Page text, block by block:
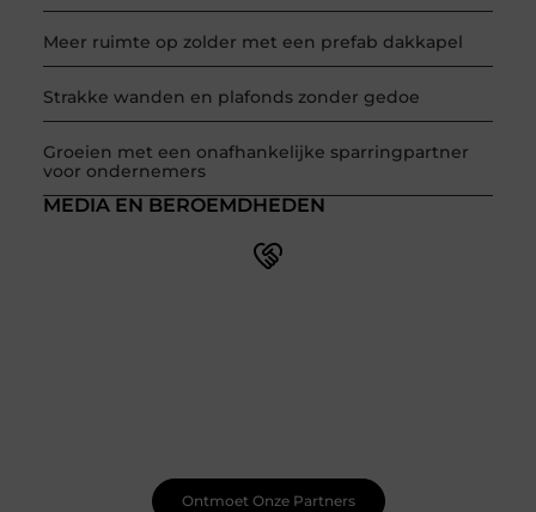
Meer ruimte op zolder met een prefab dakkapel
Strakke wanden en plafonds zonder gedoe
Groeien met een onafhankelijke sparringpartner
voor ondernemers
MEDIA EN BEROEMDHEDEN
Ontmoet Onze Partners